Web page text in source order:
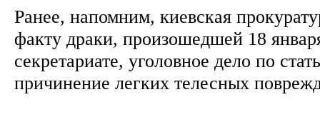
Ранее, напомним, киевская
факту драки, произошедшей 18
секретариате, уголовное дело по
причинение легких телесных